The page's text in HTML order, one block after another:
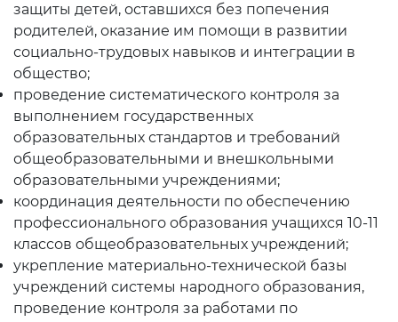
Инфографика
Korrupsiyaga qarshi kurash
Murojaatlar
Объявления
Новости
Открытые данные
Открытый бюджет
ОТКРЫТЫЕ ДАННЫЕ
(УП-6247)
защиты детей, оставшихся без попечения
родителей, оказание им помощи в развитии
социально-трудовых навыков и интеграции в
общество;
проведение систематического контроля за
выполнением государственных
образовательных стандартов и требований
общеобразовательными и внешкольными
образовательными учреждениями;
координация деятельности по обеспечению
профессионального образования учащихся 10-11
классов общеобразовательных учреждений;
укрепление материально-технической базы
учреждений системы народного образования,
проведение контроля за работами по